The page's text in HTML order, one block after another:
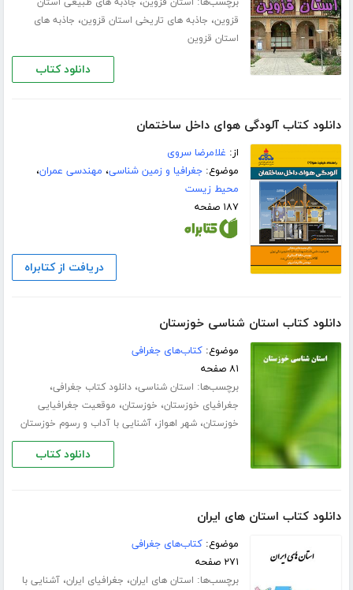
قزوین، جاذبه های تاریخی استان قزوین، جاذبه های
استان قزوین
دانلود کتاب
دانلود کتاب آلودگی هوای داخل ساختمان
از: غلامرضا سروی
موضوع:جغرافیا و زمین شناسی، مهندسی عمران،
محیط زیست
۱۸۷ صفحه
دریافت از کتابراه
دانلود کتاب استان شناسی خوزستان
موضوع:کتاب‌های جغرافی
۸۱ صفحه
برچسب‌ها: استان شناسی،دانلود کتاب جغرافی،
جغرافیای خوزستان، خوزستان، موقعیت جغرافیایی
خوزستان،شهر اهواز،آشنایی با آداب و رسوم خوزستان
دانلود کتاب
دانلود کتاب استان های ایران
موضوع:کتاب‌های جغرافی
۲۷۱ صفحه
برچسب‌ها: استان های ایران، جغرافیای ایران،آشنایی با